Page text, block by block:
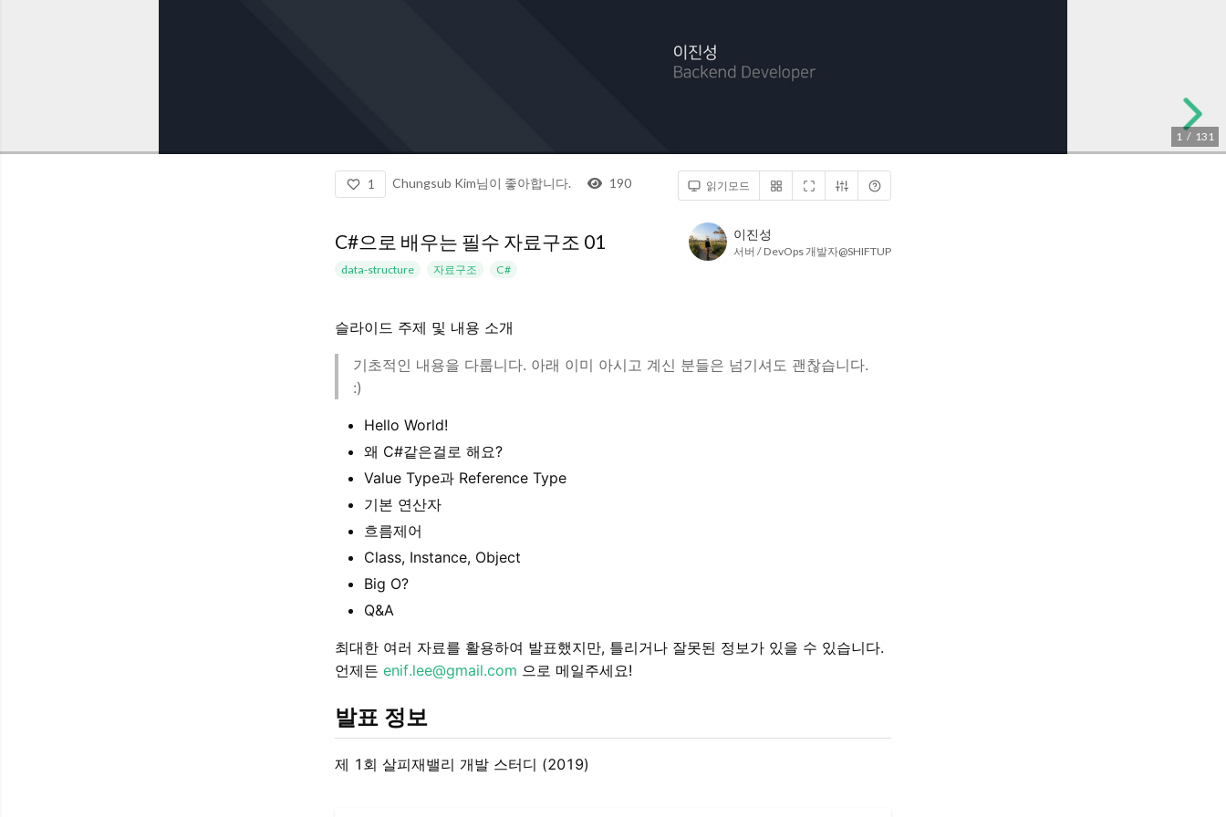
1 / 131
1 Chungsub Kim님이 좋아합니다. 190 읽기모드
이진성
서버 / DevOps 개발자@SHIFTUP
C#으로 배우는 필수 자료구조 01
data-structure 자료구조 C#
슬라이드 주제 및 내용 소개
기초적인 내용을 다룹니다. 아래 이미 아시고 계신 분들은 넘기셔도 괜찮습니다.
:)
Hello World!
왜 C#같은걸로 해요?
Value Type과 Reference Type
기본 연산자
흐름제어
Class, Instance, Object
Big O?
Q&A
최대한 여러 자료를 활용하여 발표했지만, 틀리거나 잘못된 정보가 있을 수 있습니다.
언제든 enif.lee@gmail.com 으로 메일주세요!
발표 정보
제 1회 살피재밸리 개발 스터디 (2019)